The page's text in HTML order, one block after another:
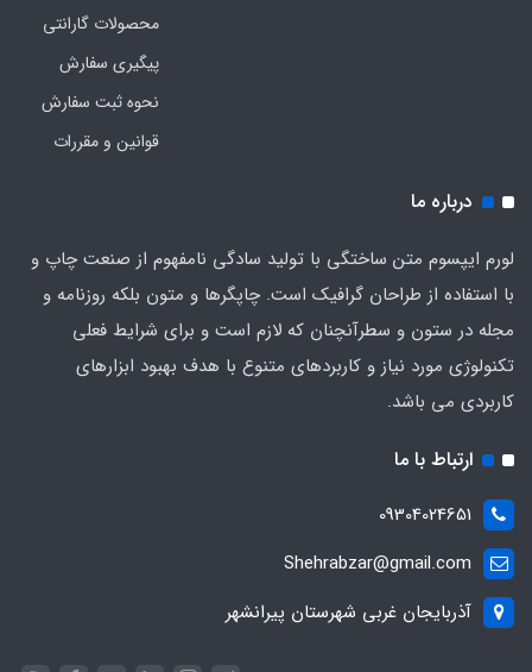
محصولات گارانتی
پیگیری سفارش
نحوه ثبت سفارش
قوانین و مقررات
درباره ما
لورم ایپسوم متن ساختگی با تولید سادگی نامفهوم از صنعت چاپ و
با استفاده از طراحان گرافیک است. چاپگرها و متون بلکه روزنامه و
مجله در ستون و سطرآنچنان که لازم است و برای شرایط فعلی
تکنولوژی مورد نیاز و کاربردهای متنوع با هدف بهبود ابزارهای
کاربردی می باشد.
ارتباط با ما
09304024651
Shehrabzar@gmail.com
آذربایجان غربی شهرستان پیرانشهر